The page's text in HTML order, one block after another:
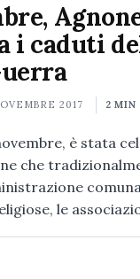
i caduti
2017 2 MIN
è stata
che
le